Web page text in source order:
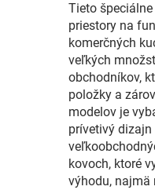
Tieto
priestory na
komerčných
veľkých
obchodníkov,
položky a
modelov je
prívetivý
kovoch, ktoré
výhodu, najmä